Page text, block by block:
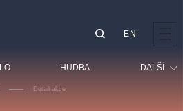
HUDBA DALŠÍ
EN
Detail akce